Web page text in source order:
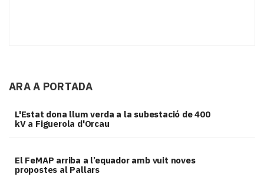
ARA A PORTADA
L'Estat dona llum verda a la subestació de 400
kV a Figuerola d'Orcau
El FeMAP arriba a l’equador amb vuit noves
propostes al Pallars